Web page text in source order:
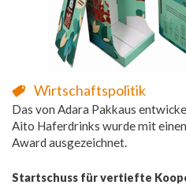
Wirtschaftspolitik
Das von Adara Pakkaus
Aito Haferdrinks wurde mit
Award ausgezeichnet.
Startschuss für vertiefte